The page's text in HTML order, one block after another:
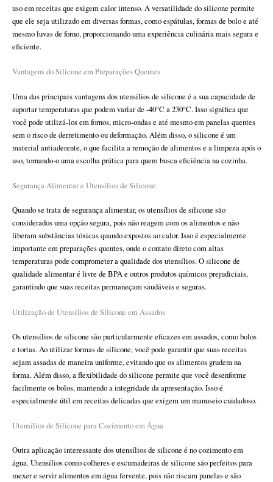
uso em receitas que exigem calor intenso. A versatilidade do silicone permite
que ele seja utilizado em diversas formas, como espátulas, formas de bolo e até
mesmo luvas de forno, proporcionando uma experiência culinária mais segura e
eficiente.
Vantagens do Silicone em Preparações Quentes
Uma das principais vantagens dos utensílios de silicone é a sua capacidade de
suportar temperaturas que podem variar de -40°C a 230°C. Isso significa que
você pode utilizá-los em fornos, micro-ondas e até mesmo em panelas quentes
sem o risco de derretimento ou deformação. Além disso, o silicone é um
material antiaderente, o que facilita a remoção de alimentos e a limpeza após o
uso, tornando-o uma escolha prática para quem busca eficiência na cozinha.
Segurança Alimentar e Utensílios de Silicone
Quando se trata de segurança alimentar, os utensílios de silicone são
considerados uma opção segura, pois não reagem com os alimentos e não
liberam substâncias tóxicas quando expostos ao calor. Isso é especialmente
importante em preparações quentes, onde o contato direto com altas
temperaturas pode comprometer a qualidade dos utensílios. O silicone de
qualidade alimentar é livre de BPA e outros produtos químicos prejudiciais,
garantindo que suas receitas permaneçam saudáveis e seguras.
Utilização de Utensílios de Silicone em Assados
Os utensílios de silicone são particularmente eficazes em assados, como bolos
e tortas. Ao utilizar formas de silicone, você pode garantir que suas receitas
sejam assadas de maneira uniforme, evitando que os alimentos grudem na
forma. Além disso, a flexibilidade do silicone permite que você desenforme
facilmente os bolos, mantendo a integridade da apresentação. Isso é
especialmente útil em receitas delicadas que exigem um manuseio cuidadoso.
Utensílios de Silicone para Cozimento em Água
Outra aplicação interessante dos utensílios de silicone é no cozimento em
água. Utensílios como colheres e escumadeiras de silicone são perfeitos para
mexer e servir alimentos em água fervente, pois não riscam panelas e são